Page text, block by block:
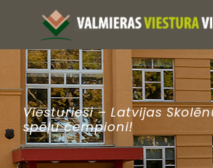
Viesturieši – Latvijas
spēļu čempioni!